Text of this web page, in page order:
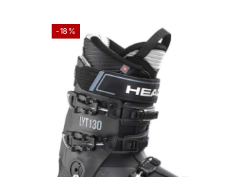
-18%